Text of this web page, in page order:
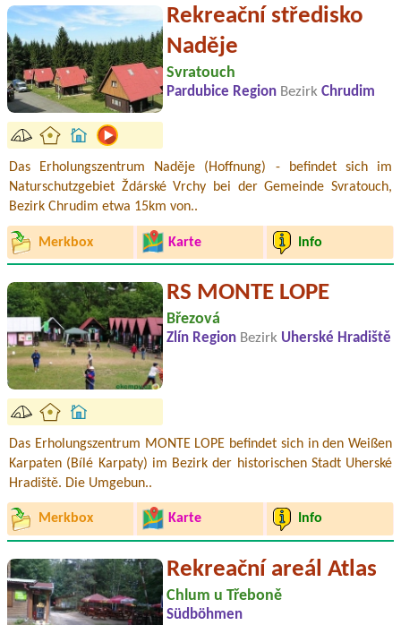
Rekreační středisko
Naděje
Svratouch
Pardubice Region Bezirk Chrudim
Das Erholungszentrum Naděje (Hoffnung) - befindet sich im
Naturschutzgebiet Ždárské Vrchy bei der Gemeinde Svratouch,
Bezirk Chrudim etwa 15km von..
Merkbox Karte Info
RS MONTE LOPE
Březová
Zlín Region Bezirk Uherské Hradiště
Das Erholungszentrum MONTE LOPE befindet sich in den Weißen
Karpaten (Bílé Karpaty) im Bezirk der historischen Stadt Uherské
Hradiště. Die Umgebun..
Merkbox Karte Info
Rekreační areál Atlas
Chlum u Třeboně
Südböhmen